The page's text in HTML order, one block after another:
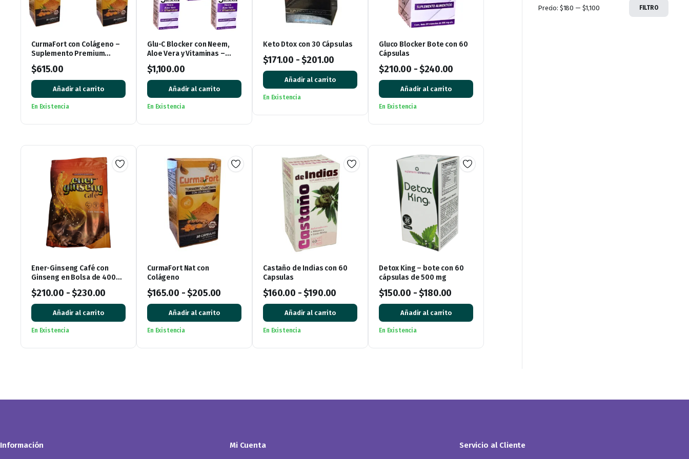
CurmaFort con Colágeno –
Suplemento Premium
(Paquete de 3 Cajas, 90
Cápsulas)
$615.00
Añadir al carrito
En Existencia
Glu-C Blocker con Neem,
Aloe Vera y Vitaminas –
Pack de 5 Cajas (300
Cápsulas)
$1,100.00
Añadir al carrito
En Existencia
Keto Dtox con 30 Cápsulas
$171.00 -$201.00
Añadir al carrito
En Existencia
Gluco Blocker Bote con 60
Cápsulas
$210.00 -$240.00
Añadir al carrito
En Existencia
Ener-Ginseng Café con
Ginseng en Bolsa de 400
gramos
$210.00 -$230.00
Añadir al carrito
En Existencia
CurmaFort Nat con
Colágeno
$165.00 -$205.00
Añadir al carrito
En Existencia
Castaño de Indias con 60
Capsulas
$160.00 -$190.00
Añadir al carrito
En Existencia
Detox King – bote con 60
cápsulas de 500 mg
$150.00 -$180.00
Añadir al carrito
En Existencia
FILTRO
Precio: $180 — $1,100
Información Mi Cuenta Servicio al Cliente